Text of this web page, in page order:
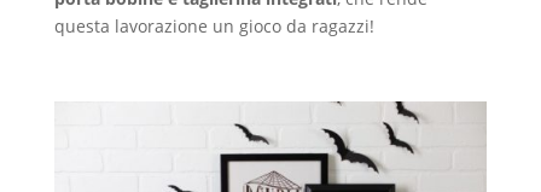
questa lavorazione un gioco da ragazzi!